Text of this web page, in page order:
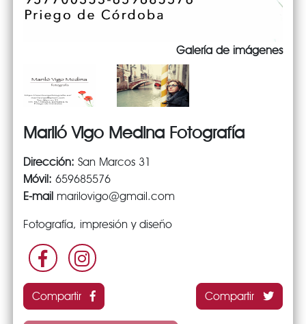
Galería de imágenes
Mariló Vigo Medina Fotografía
Dirección: San Marcos 31
Móvil: 659685576
E-mail marilovigo@gmail.com
Fotografía, impresión y diseño
Compartir Compartir